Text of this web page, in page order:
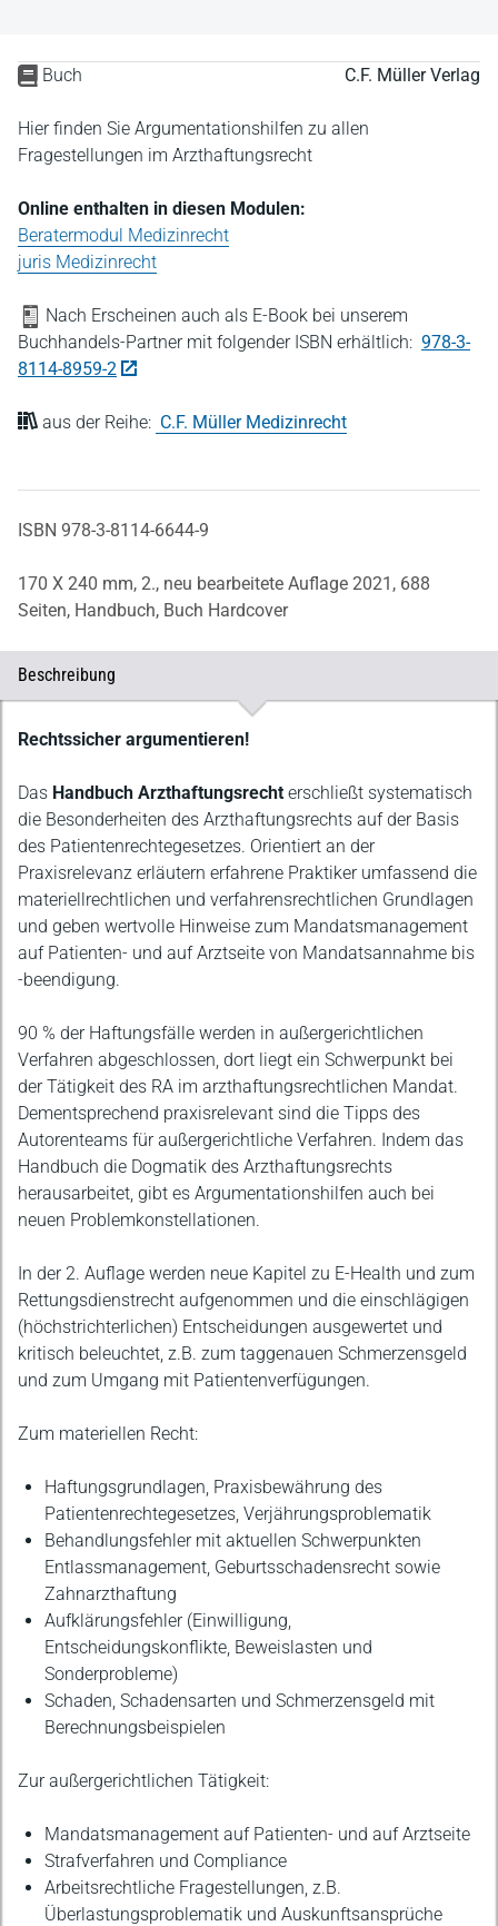
Buch C.F. Müller Verlag
Hier finden Sie Argumentationshilfen zu allen
Fragestellungen im Arzthaftungsrecht
Online enthalten in diesen Modulen:
Beratermodul Medizinrecht
juris Medizinrecht
Nach Erscheinen auch als E-Book bei unserem
Buchhandels-Partner mit folgender ISBN erhältlich: 978-3-
8114-8959-2
aus der Reihe: C.F. Müller Medizinrecht
ISBN 978-3-8114-6644-9
170 X 240 mm, 2., neu bearbeitete Auflage 2021, 688
Seiten, Handbuch, Buch Hardcover
Beschreibung
Beschreibung
Rechtssicher argumentieren!
Das Handbuch Arzthaftungsrecht erschließt systematisch
die Besonderheiten des Arzthaftungsrechts auf der Basis
des Patientenrechtegesetzes. Orientiert an der
Praxisrelevanz erläutern erfahrene Praktiker umfassend die
materiellrechtlichen und verfahrensrechtlichen Grundlagen
und geben wertvolle Hinweise zum Mandatsmanagement
auf Patienten- und auf Arztseite von Mandatsannahme bis
-beendigung.
90 % der Haftungsfälle werden in außergerichtlichen
Verfahren abgeschlossen, dort liegt ein Schwerpunkt bei
der Tätigkeit des RA im arzthaftungsrechtlichen Mandat.
Dementsprechend praxisrelevant sind die Tipps des
Autorenteams für außergerichtliche Verfahren. Indem das
Handbuch die Dogmatik des Arzthaftungsrechts
herausarbeitet, gibt es Argumentationshilfen auch bei
neuen Problemkonstellationen.
In der 2. Auflage werden neue Kapitel zu E-Health und zum
Rettungsdienstrecht aufgenommen und die einschlägigen
(höchstrichterlichen) Entscheidungen ausgewertet und
kritisch beleuchtet, z.B. zum taggenauen Schmerzensgeld
und zum Umgang mit Patientenverfügungen.
Zum materiellen Recht:
Haftungsgrundlagen, Praxisbewährung des
Patientenrechtegesetzes, Verjährungsproblematik
Behandlungsfehler mit aktuellen Schwerpunkten
Entlassmanagement, Geburtsschadensrecht sowie
Zahnarzthaftung
Aufklärungsfehler (Einwilligung,
Entscheidungskonflikte, Beweislasten und
Sonderprobleme)
Schaden, Schadensarten und Schmerzensgeld mit
Berechnungsbeispielen
Zur außergerichtlichen Tätigkeit:
Mandatsmanagement auf Patienten- und auf Arztseite
Strafverfahren und Compliance
Arbeitsrechtliche Fragestellungen, z.B.
Überlastungsproblematik und Auskunftsansprüche